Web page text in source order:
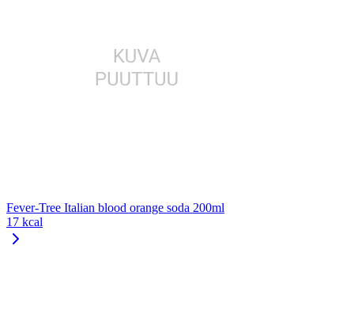
Fever-Tree Italian blood orange soda 200ml
17 kcal